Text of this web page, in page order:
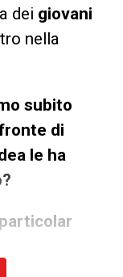
dei giovani
nella
subito
di
le ha